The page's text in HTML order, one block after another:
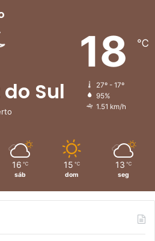
Sul
18 ℃
27º - 17º
95%
1.51 km/h
16 ℃
sáb
15 ℃
dom
13 ℃
seg